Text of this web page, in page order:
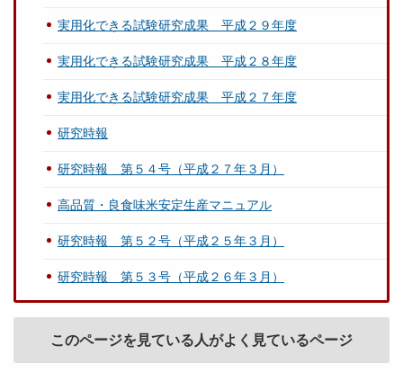
実用化できる試験研究成果 平成２９年度
実用化できる試験研究成果 平成２８年度
実用化できる試験研究成果 平成２７年度
研究時報
研究時報 第５４号（平成２７年３月）
高品質・良食味米安定生産マニュアル
研究時報 第５２号（平成２５年３月）
研究時報 第５３号（平成２６年３月）
このページを見ている人がよく見ているページ